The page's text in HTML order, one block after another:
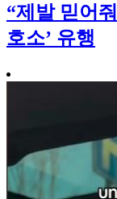
“제발 믿어
호소’ 유행